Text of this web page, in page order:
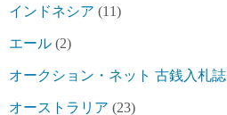
インドネシア (11)
エール (2)
オークション・ネット 古銭入札誌
オーストラリア (23)